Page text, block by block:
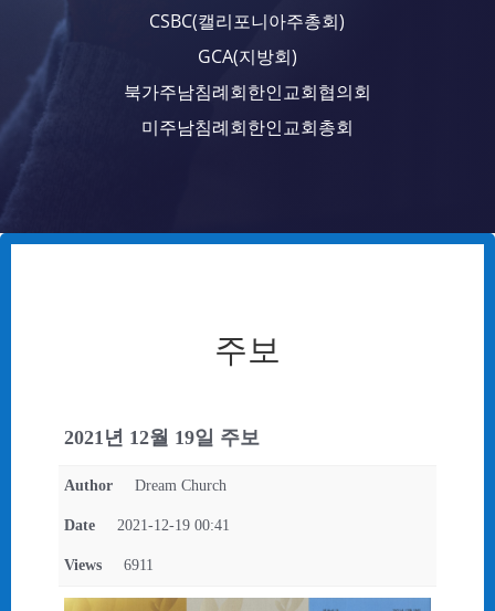
CSBC(캘리포니아주총회)
GCA(지방회)
북가주남침례회한인교회협의회
미주남침례회한인교회총회
주보